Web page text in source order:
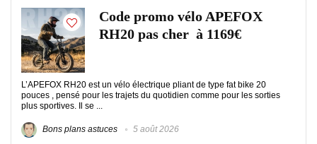
Code promo vélo APEFOX
RH20 pas cher à 1169€
L’APEFOX RH20 est un vélo électrique pliant de type fat bike 20
pouces , pensé pour les trajets du quotidien comme pour les sorties
plus sportives. Il se ...
Bons plans astuces 5 août 2026